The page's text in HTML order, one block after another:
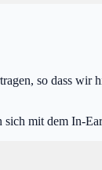
so dass wir
mit dem In-